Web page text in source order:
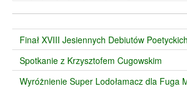
Finał XVIII Jesiennych Debiutów
Spotkanie z Krzysztofem Cugowskim
Wyróżnienie Super Lodołamacz dla Fuga